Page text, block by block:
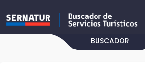
BUSCADOR